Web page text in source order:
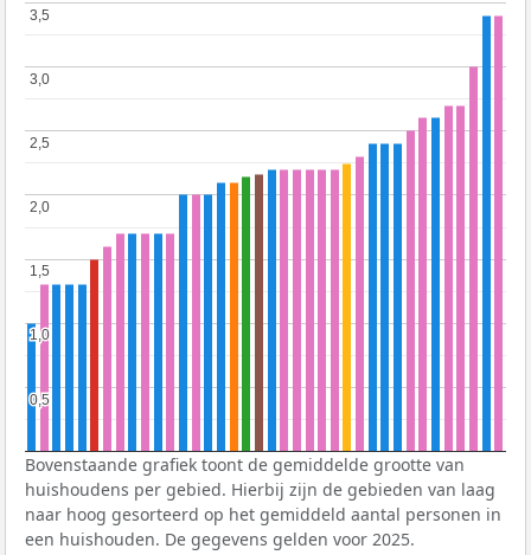
0,5
0,5
1,0
1,0
1,5
1,5
2,0
2,0
2,5
2,5
3,0
3,0
3,5
3,5
Bovenstaande grafiek toont de gemiddelde grootte van
huishoudens per gebied. Hierbij zijn de gebieden van laag
naar hoog gesorteerd op het gemiddeld aantal personen in
een huishouden. De gegevens gelden voor 2025.